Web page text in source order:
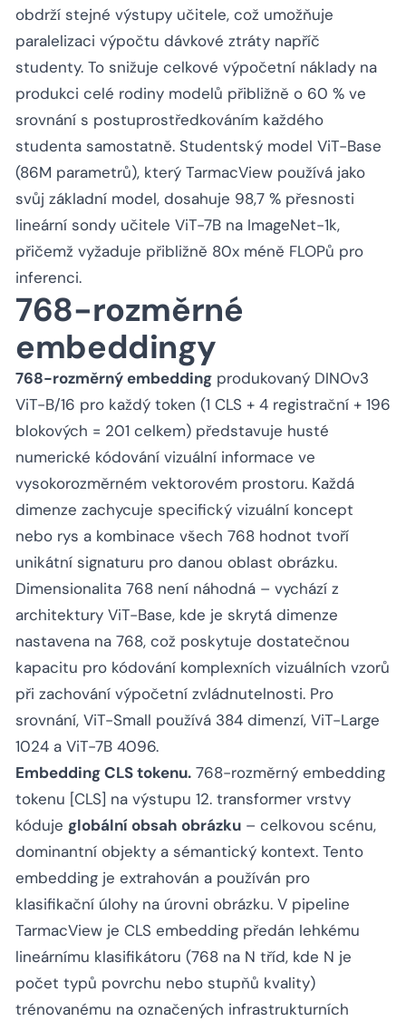
obdrží stejné výstupy učitele, což umožňuje
paralelizaci výpočtu dávkové ztráty napříč
studenty. To snižuje celkové výpočetní náklady na
produkci celé rodiny modelů přibližně o 60 % ve
srovnání s postuprostředkováním každého
studenta samostatně. Studentský model ViT-Base
(86M parametrů), který TarmacView používá jako
svůj základní model, dosahuje 98,7 % přesnosti
lineární sondy učitele ViT-7B na ImageNet-1k,
přičemž vyžaduje přibližně 80x méně FLOPů pro
inferenci.
768-rozměrné
embeddingy
768-rozměrný embedding produkovaný DINOv3
ViT-B/16 pro každý token (1 CLS + 4 registrační + 196
blokových = 201 celkem) představuje husté
numerické kódování vizuální informace ve
vysokorozměrném vektorovém prostoru. Každá
dimenze zachycuje specifický vizuální koncept
nebo rys a kombinace všech 768 hodnot tvoří
unikátní signaturu pro danou oblast obrázku.
Dimensionalita 768 není náhodná – vychází z
architektury ViT-Base, kde je skrytá dimenze
nastavena na 768, což poskytuje dostatečnou
kapacitu pro kódování komplexních vizuálních vzorů
při zachování výpočetní zvládnutelnosti. Pro
srovnání, ViT-Small používá 384 dimenzí, ViT-Large
1024 a ViT-7B 4096.
Embedding CLS tokenu. 768-rozměrný embedding
tokenu [CLS] na výstupu 12. transformer vrstvy
kóduje globální obsah obrázku – celkovou scénu,
dominantní objekty a sémantický kontext. Tento
embedding je extrahován a používán pro
klasifikační úlohy na úrovni obrázku. V pipeline
TarmacView je CLS embedding předán lehkému
lineárnímu klasifikátoru (768 na N tříd, kde N je
počet typů povrchu nebo stupňů kvality)
trénovanému na označených infrastrukturních